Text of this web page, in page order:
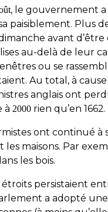
, le gouvernement
paisiblement. Plus
avant
au-delà de leur
ou se
Au total, à cause
anglais ont
à2000 rien qu’en 1662.
ont continué à
maisons. Par
les bois.
persistaient
a adopté